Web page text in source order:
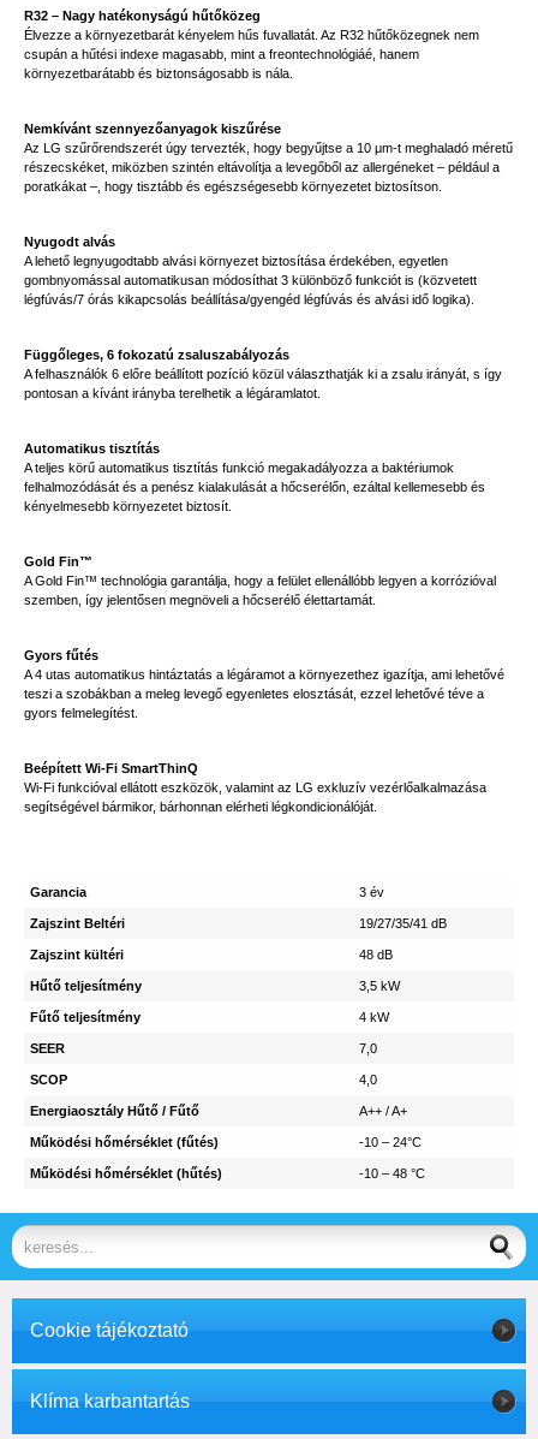
R32 – Nagy hatékonyságú hűtőközeg
Élvezze a környezetbarát kényelem hűs fuvallatát. Az R32 hűtőközegnek nem
csupán a hűtési indexe magasabb, mint a freontechnológiáé, hanem
környezetbarátabb és biztonságosabb is nála.
Nemkívánt szennyezőanyagok kiszűrése
Az LG szűrőrendszerét úgy tervezték, hogy begyűjtse a 10 μm-t meghaladó méretű
részecskéket, miközben szintén eltávolítja a levegőből az allergéneket – például a
poratkákat –, hogy tisztább és egészségesebb környezetet biztosítson.
Nyugodt alvás
A lehető legnyugodtabb alvási környezet biztosítása érdekében, egyetlen
gombnyomással automatikusan módosíthat 3 különböző funkciót is (közvetett
légfúvás/7 órás kikapcsolás beállítása/gyengéd légfúvás és alvási idő logika).
Függőleges, 6 fokozatú zsaluszabályozás
A felhasználók 6 előre beállított pozíció közül választhatják ki a zsalu irányát, s így
pontosan a kívánt irányba terelhetik a légáramlatot.
Automatikus tisztítás
A teljes körű automatikus tisztítás funkció megakadályozza a baktériumok
felhalmozódását és a penész kialakulását a hőcserélőn, ezáltal kellemesebb és
kényelmesebb környezetet biztosít.
Gold Fin™
A Gold Fin™ technológia garantálja, hogy a felület ellenállóbb legyen a korrózióval
szemben, így jelentősen megnöveli a hőcserélő élettartamát.
Gyors fűtés
A 4 utas automatikus hintáztatás a légáramot a környezethez igazítja, ami lehetővé
teszi a szobákban a meleg levegő egyenletes elosztását, ezzel lehetővé téve a
gyors felmelegítést.
Beépített Wi-Fi SmartThinQ
Wi-Fi funkcióval ellátott eszközök, valamint az LG exkluzív vezérlőalkalmazása
segítségével bármikor, bárhonnan elérheti légkondicionálóját.
Garancia 3 év
Zajszint Beltéri 19/27/35/41 dB
Zajszint kültéri 48 dB
Hűtő teljesítmény 3,5 kW
Fűtő teljesítmény 4 kW
SEER 7,0
SCOP 4,0
Energiaosztály Hűtő / Fűtő A++ / A+
Működési hőmérséklet (fűtés) -10 – 24°C
Működési hőmérséklet (hűtés) -10 – 48 °C
Cookie tájékoztató
Klíma karbantartás